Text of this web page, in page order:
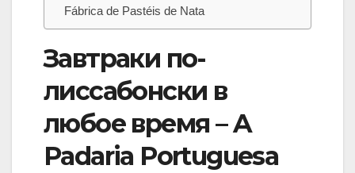
Fábrica de Pastéis de Nata
Завтраки по-
лиссабонски в
любое время – A
Padaria Portuguesa